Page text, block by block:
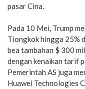
pasar Cina.
Pada 10 Mei, Trump
Tiongkok hingga 25%
bea tambahan $ 300
dengan kenaikan tarif
Pemerintah AS juga
Huawei Technologies